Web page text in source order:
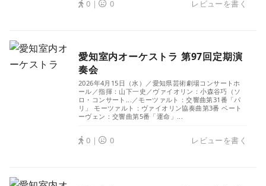
0｜ 0 レビューを書く
愛知室内オーケストラ 第97回定期演
奏会
2026年4月15日（水）／愛知県芸術劇場コンサートホ
ール／指揮：山下一史／ヴァイオリン：小森谷巧（ソ
ロ・コンサート...／モーツァルト：交響曲第31番「パ
リ」 モーツァルト：ヴァイオリン協奏曲第3番 ベート
ーヴェン：交響曲第5番「運命」...
0｜ 0 レビューを書く